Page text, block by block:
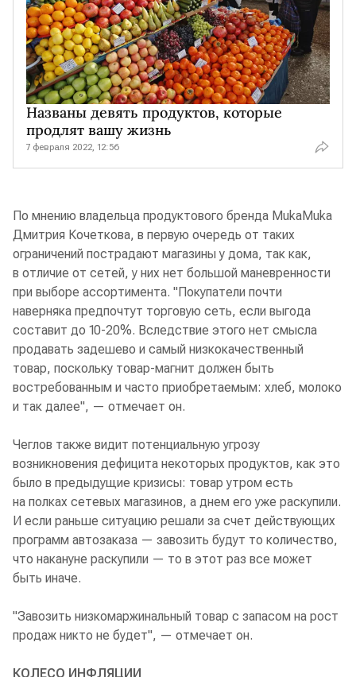
Названы девять продуктов, которые
продлят вашу жизнь
7 февраля 2022, 12:56
По мнению владельца продуктового бренда MukaMuka
Дмитрия Кочеткова, в первую очередь от таких
ограничений пострадают магазины у дома, так как,
в отличие от сетей, у них нет большой маневренности
при выборе ассортимента. "Покупатели почти
наверняка предпочтут торговую сеть, если выгода
составит до 10-20%. Вследствие этого нет смысла
продавать задешево и самый низкокачественный
товар, поскольку товар-магнит должен быть
востребованным и часто приобретаемым: хлеб, молоко
и так далее", — отмечает он.
Чеглов также видит потенциальную угрозу
возникновения дефицита некоторых продуктов, как это
было в предыдущие кризисы: товар утром есть
на полках сетевых магазинов, а днем его уже раскупили.
И если раньше ситуацию решали за счет действующих
программ автозаказа — завозить будут то количество,
что накануне раскупили — то в этот раз все может
быть иначе.
"Завозить низкомаржинальный товар с запасом на рост
продаж никто не будет", — отмечает он.
КОЛЕСО ИНФЛЯЦИИ